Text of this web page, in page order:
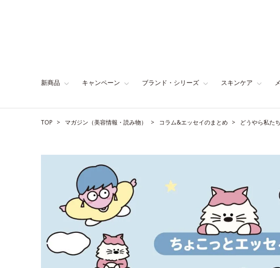
新商品 キャンペーン ブランド・シリーズ スキンケア
TOP マガジン（美容情報・読み物） コラム&エッセイのまとめ どうやら私た